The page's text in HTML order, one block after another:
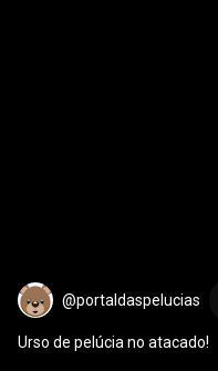
@portaldaspelucias
Urso de pelúcia no atacado!